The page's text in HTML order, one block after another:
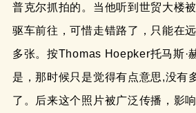
普克尔抓拍的。当他听到世贸大楼
驱车前往，可惜走错路了，只能在
多张。按Thomas Hoepker托马斯·
是，那时候只是觉得有点意思,没有
了。后来这个照片被广泛传播，影响